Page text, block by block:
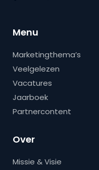
Menu
Marketingthema’s
Veelgelezen
Vacatures
Jaarboek
Partnercontent
Over
Missie & Visie